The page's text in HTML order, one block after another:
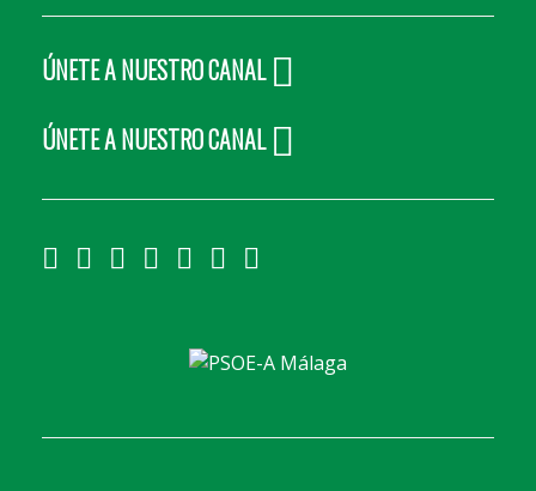
ÚNETE A NUESTRO CANAL
ÚNETE A NUESTRO CANAL